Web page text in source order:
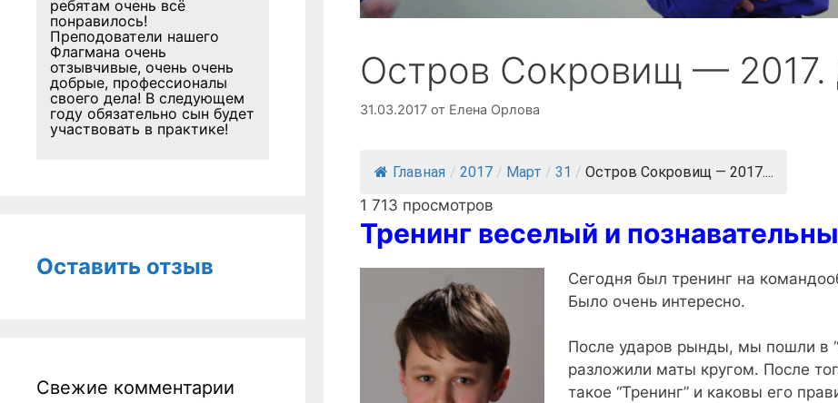
Остров Сокровищ — 2017.
31.03.2017 от Елена Орлова
Главная / 2017 / Март / 31 / Остров Сокровищ — 2017....
1 713 просмотров
Тренинг веселый и
Сегодня был тренинг на
Было очень интересно.
После ударов рынды, мы пошли в
разложили маты кругом. После
такое “Тренинг” и каковы его
ребятам очень всё
понравилось!
Преподователи нашего
Флагмана очень
отзывчивые, очень очень
добрые, профессионалы
своего дела! В следующем
году обязательно сын будет
участвовать в практике!
Оставить отзыв
Свежие комментарии